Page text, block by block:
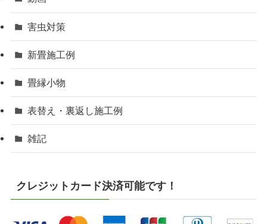
害虫対策
新畳施工例
畳縁小物
表替え・裏返し施工例
雑記
クレジットカード決済可能です！